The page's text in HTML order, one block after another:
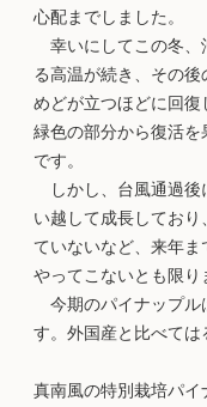
心配までしました。
幸いにしてこの冬、
る高温が続き、その
めどが立つほどに回
緑色の部分から復活を
です。
しかし、台風通過後
い越して成長してお
ていないなど、来年
やってこないとも限り
今期のパイナップル
す。外国産と比べて
真南風の特別栽培パイ